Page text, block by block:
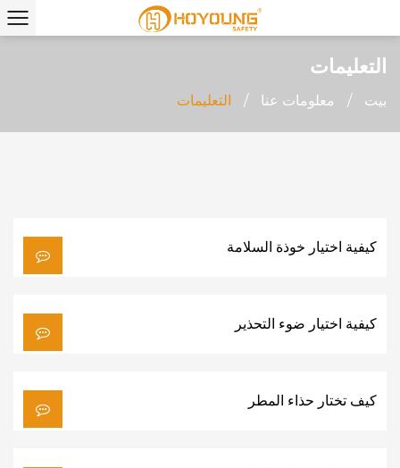
التعليمات
بيت / معلومات عنا / التعليمات
كيفية اختيار خوذة السلامة
كيفية اختيار ضوء التحذير
كيف تختار حذاء المطر